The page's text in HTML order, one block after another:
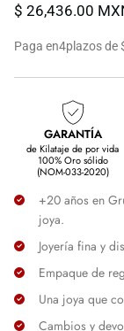
$ 26,436.00
Paga en4plazos de
GARANTÍA
de Kilataje de por vida
100% Oro sólido
(NOM-033-2020)
+20 años en
joya.
Joyería fina y
Empaque de
Una joya que
Cambios y